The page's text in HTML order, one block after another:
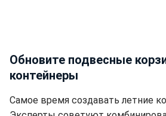
Обновите подвесные
контейнеры
Самое время создавать летние